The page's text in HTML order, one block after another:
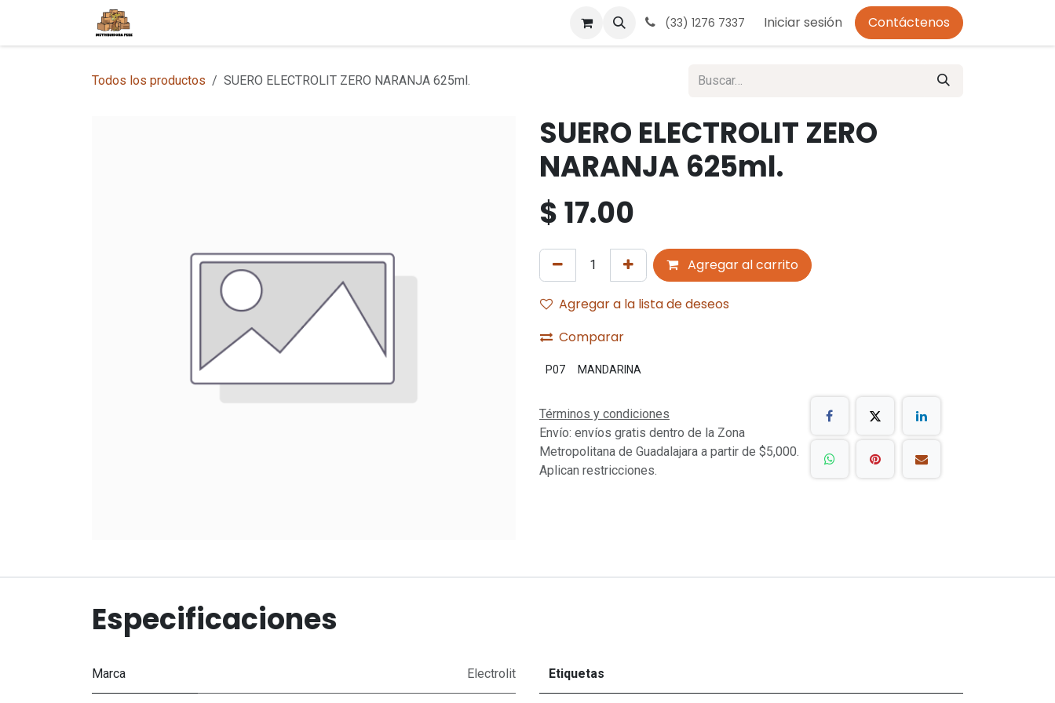
Términos y condiciones Aviso de Privacidad
(33) 1276 7337 Iniciar sesión Contáctenos
Todos los productos SUERO ELECTROLIT ZERO NARANJA 625ml.
SUERO ELECTROLIT ZERO
NARANJA 625ml.
$17.00
Agregar al carrito
Agregar a la lista de deseos
Comparar
P07 MANDARINA
Términos y condiciones
Envío: envíos gratis dentro de la Zona
Metropolitana de Guadalajara a partir de $5,000.
Aplican restricciones.
Especificaciones
Marca Electrolit Etiquetas